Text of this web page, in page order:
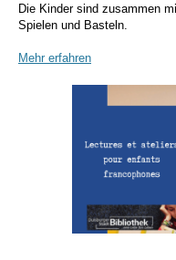
Die Kinder sind zusammen
Spielen und Basteln.
Mehr erfahren